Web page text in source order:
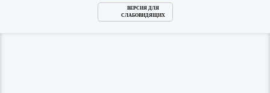
ВЕРСИЯ ДЛЯ
СЛАБОВИДЯЩИХ